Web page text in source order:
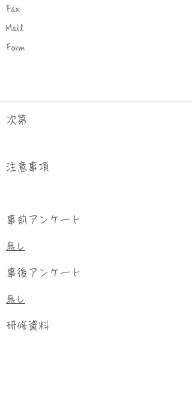
Fax
Mail
Form
次第
​注意事項
事前アンケート
無し
事後アンケート
無し
研修資料